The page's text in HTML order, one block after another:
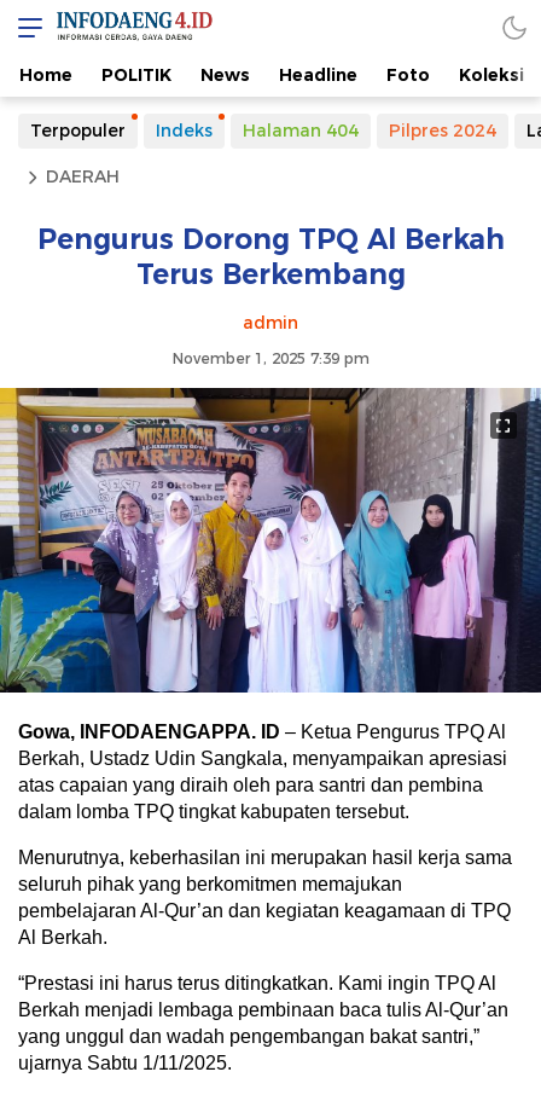
Home POLITIK News Headline Foto Koleksi
Terpopuler Indeks Halaman 404 Pilpres 2024
DAERAH
Pengurus Dorong TPQ Al Berkah
Terus Berkembang
admin
November 1, 2025 7:39 pm
Gowa, INFODAENGAPPA. ID – Ketua Pengurus TPQ Al
Berkah, Ustadz Udin Sangkala, menyampaikan apresiasi
atas capaian yang diraih oleh para santri dan pembina
dalam lomba TPQ tingkat kabupaten tersebut.
Menurutnya, keberhasilan ini merupakan hasil kerja sama
seluruh pihak yang berkomitmen memajukan
pembelajaran Al-Qur’an dan kegiatan keagamaan di TPQ
Al Berkah.
“Prestasi ini harus terus ditingkatkan. Kami ingin TPQ Al
Berkah menjadi lembaga pembinaan baca tulis Al-Qur’an
yang unggul dan wadah pengembangan bakat santri,”
ujarnya Sabtu 1/11/2025.